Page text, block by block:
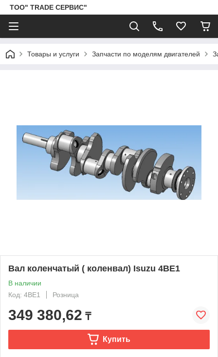
ТОО" TRADE СЕРВИС"
Товары и услуги Запчасти по моделям двигателей
Вал коленчатый ( коленвал) Isuzu 4BE1
В наличии
Код: 4BE1
Розница
349 380,62 ₸
Купить